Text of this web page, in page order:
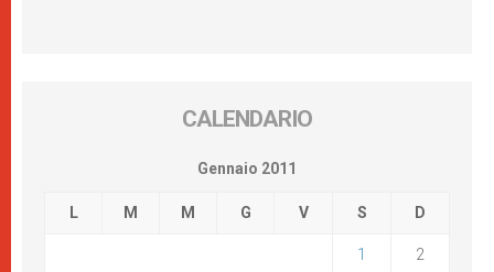
CALENDARIO
Gennaio 2011
L M M G V S D
1 2